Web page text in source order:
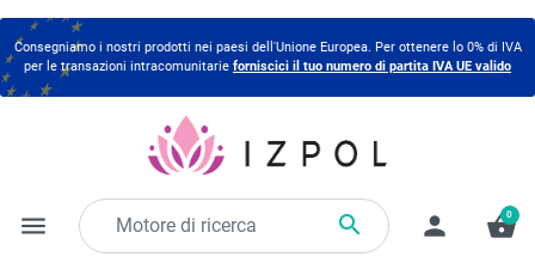
Consegniamo i nostri prodotti nei paesi dell'Unione Europea. Per ottenere lo 0% di IVA
per le transazioni intracomunitarie forniscici il tuo numero di partita IVA UE valido
menu  person shopping_basket
0